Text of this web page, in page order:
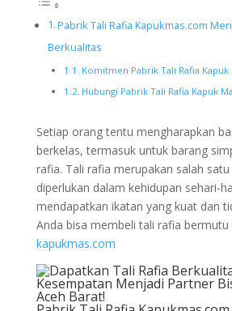
Pabrik Tali Rafia Kapukmas.com
Berkualitas
Komitmen Pabrik Tali Rafia Kapuk
Hubungi Pabrik Tali Rafia Kapuk
Setiap orang tentu mengharapkan
berkelas, termasuk untuk barang
rafia. Tali rafia merupakan salah
diperlukan dalam kehidupan sehari-
mendapatkan ikatan yang kuat dan
Anda bisa membeli tali rafia
kapukmas.com